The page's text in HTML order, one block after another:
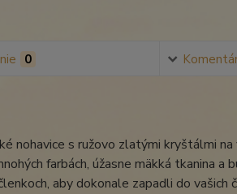
0
nohavice s ružovo zlatými kryštálmi na
farbách, úžasne mäkká tkanina a
aby dokonale zapadli do vašich